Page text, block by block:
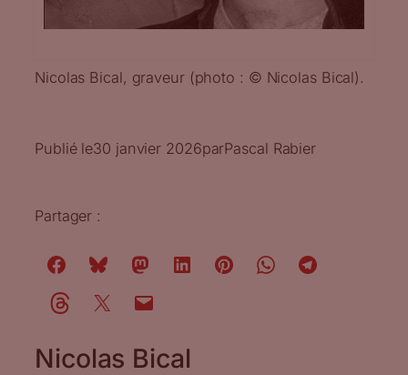
Nicolas Bical, graveur (photo : © Nicolas Bical).
Publié le30 janvier 2026parPascal Rabier
Partager :
Nicolas Bical